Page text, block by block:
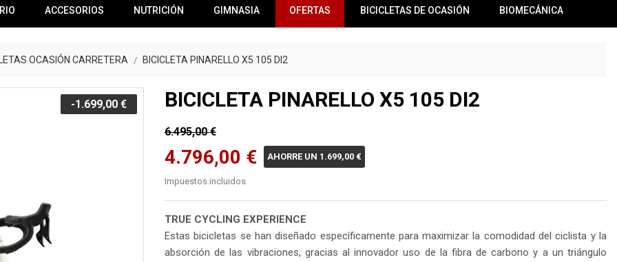
ACCESORIOS NUTRICIÓN GIMNASIA OFERTAS BICICLETAS DE OCASIÓN BIOMECÁNICA
OCASIÓN CARRETERA BICICLETA PINARELLO X5 105 DI2
-1.699,00 € BICICLETA PINARELLO X5 105 DI2
6.495,00 €
4.796,00 € AHORRE UN 1.699,00 €
Impuestos incluidos
TRUE CYCLING EXPERIENCE
Estas bicicletas se han diseñado específicamente para maximizar la comodidad del ciclista y la
absorción de las vibraciones, gracias al innovador uso de la fibra de carbono y a un triángulo